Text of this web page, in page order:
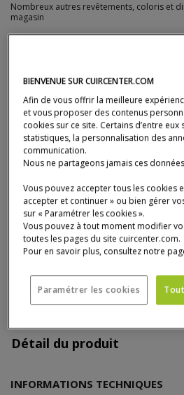
Nombreux autres revêtements, coloris et
magasin
Prix actuel
2 390 € 3 115 €
Dont 30,32 € d'éco-participation
Tarif promotionnel, valable jusqu'au 16/08/2026
* Prix TTC conseillé, hors livraison, valable en
magasin).
Photo : xavier dragon - photo non contractuelle.
Quantité
AJOUTER AU
Détail du produit
INFORMATIONS TECHNIQUES
BIENVENUE SUR CUIRCENTER.COM
Afin de vous offrir la meilleure
et vous proposer des contenus
cookies sur ce site. Certains d’entre
statistiques, la personnalisation des
communication.
Nous ne partageons jamais ces
Vous pouvez accepter tous les cookies
accepter et continuer » ou bien gérer
sur « Paramétrer les cookies ».
Vous pouvez à tout moment modifier
toutes les pages du site cuircenter.com.
Pour en savoir plus, consultez notre
Paramétrer les cookies